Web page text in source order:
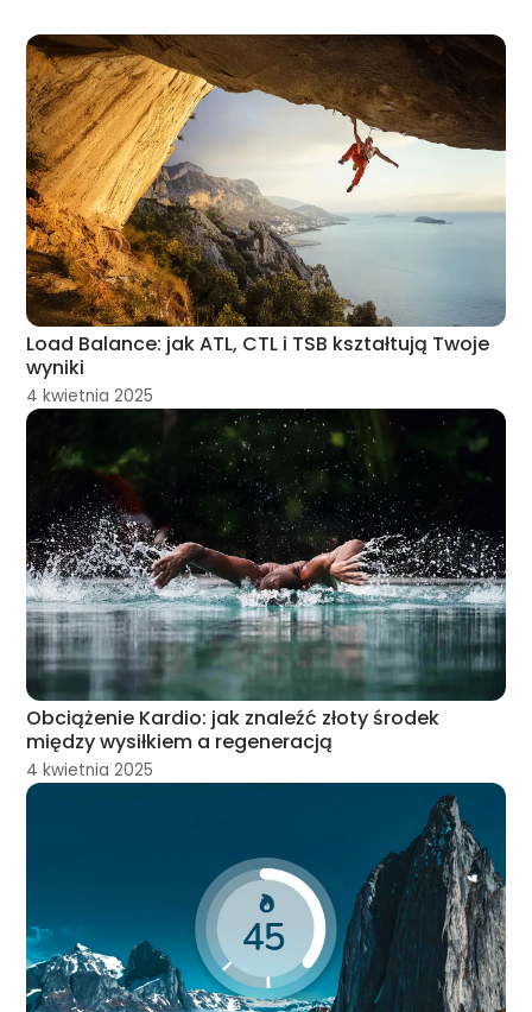
Load Balance: jak ATL, CTL i TSB kształtują Twoje
wyniki
4 kwietnia 2025
Obciążenie Kardio: jak znaleźć złoty środek
między wysiłkiem a regeneracją
4 kwietnia 2025